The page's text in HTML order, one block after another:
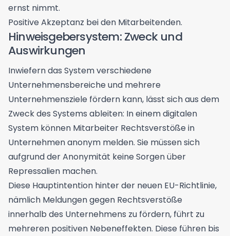
ernst nimmt.
Positive Akzeptanz bei den Mitarbeitenden.
Hinweisgebersystem: Zweck und
Auswirkungen
Inwiefern das System verschiedene
Unternehmensbereiche und mehrere
Unternehmensziele fördern kann, lässt sich aus dem
Zweck des Systems ableiten: In einem digitalen
System können Mitarbeiter Rechtsverstöße in
Unternehmen anonym melden. Sie müssen sich
aufgrund der Anonymität keine Sorgen über
Repressalien machen.
Diese Hauptintention hinter der neuen EU-Richtlinie,
nämlich Meldungen gegen Rechtsverstöße
innerhalb des Unternehmens zu fördern, führt zu
mehreren positiven Nebeneffekten. Diese führen bis